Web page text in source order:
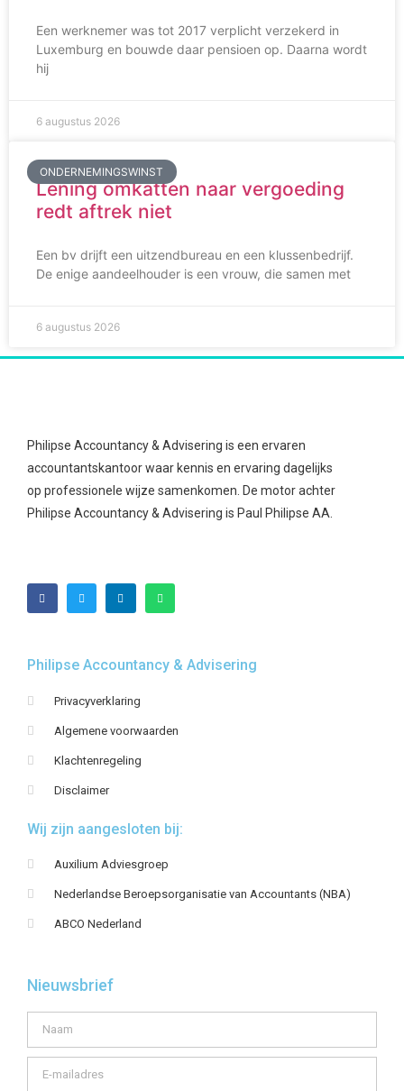
Een werknemer was tot 2017 verplicht verzekerd in
Luxemburg en bouwde daar pensioen op. Daarna wordt
hij
6 augustus 2026
ONDERNEMINGSWINST
Lening omkatten naar vergoeding
redt aftrek niet
Een bv drijft een uitzendbureau en een klussenbedrijf.
De enige aandeelhouder is een vrouw, die samen met
6 augustus 2026
Philipse Accountancy & Advisering is een ervaren
accountantskantoor waar kennis en ervaring dagelijks
op professionele wijze samenkomen. De motor achter
Philipse Accountancy & Advisering is Paul Philipse AA.
Philipse Accountancy & Advisering
Privacyverklaring
Algemene voorwaarden
Klachtenregeling
Disclaimer
Wij zijn aangesloten bij:
Auxilium Adviesgroep
Nederlandse Beroepsorganisatie van Accountants (NBA)
ABCO Nederland
Nieuwsbrief